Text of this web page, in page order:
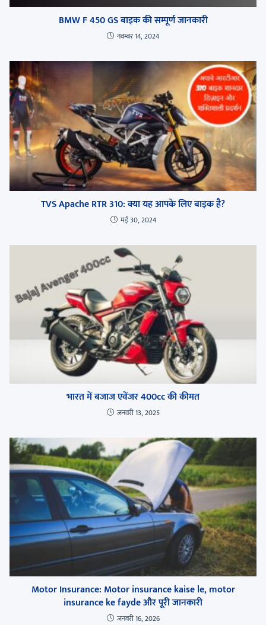
BMW F 450 GS बाइक की सम्पूर्ण जानकारी
नवम्बर 14, 2024
TVS Apache RTR 310: क्या यह आपके लिए बाइक है?
मई 30, 2024
भारत में बजाज एवेंजर 400cc की कीमत
जनवरी 13, 2025
Motor Insurance: Motor insurance kaise le, motor
insurance ke fayde और पूरी जानकारी
जनवरी 16, 2026